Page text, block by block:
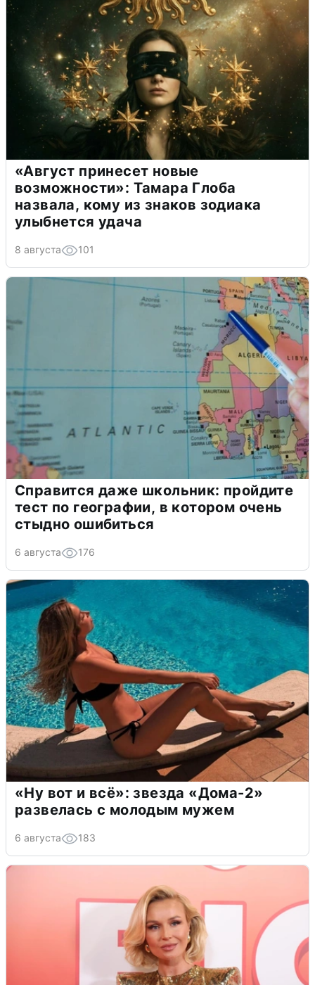
«Август принесет новые
возможности»: Тамара Глоба
назвала, кому из знаков зодиака
улыбнется удача
8 августа 101
Справится даже школьник: пройдите
тест по географии, в котором очень
стыдно ошибиться
6 августа 176
«Ну вот и всё»: звезда «Дома-2»
развелась с молодым мужем
6 августа 183